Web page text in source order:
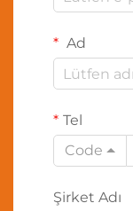
Ad
Tel
Code
Şirket Adı